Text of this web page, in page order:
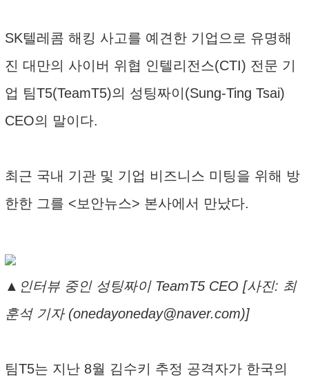
SK텔레콤 해킹 사고를 예견한 기업으로 유명해
진 대만의 사이버 위협 인텔리전스(CTI) 전문 기
업 팀T5(TeamT5)의 성팅짜이(Sung-Ting Tsai)
CEO의 말이다.
최근 국내 기관 및 기업 비즈니스 미팅을 위해 방
한한 그를 <보안뉴스> 본사에서 만났다.
▲인터뷰 중인 성팅짜이 TeamT5 CEO [사진: 최
훈석 기자 (onedayoneday@naver.com)]
팀T5는 지난 8월 김수키 추정 공격자가 한국의